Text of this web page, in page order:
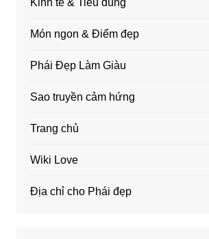
Món ngon & Điểm đẹp
Phái Đẹp Làm Giàu
Sao truyền cảm hứng
Trang chủ
Wiki Love
Địa chỉ cho Phái đẹp